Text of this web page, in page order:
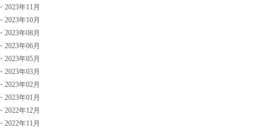
・2023年11月
・2023年10月
・2023年08月
・2023年06月
・2023年05月
・2023年03月
・2023年02月
・2023年01月
・2022年12月
・2022年11月